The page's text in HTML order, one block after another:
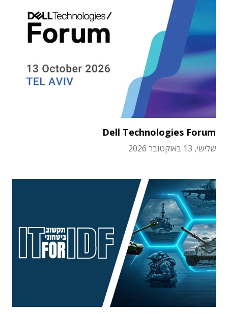
Dell Technologies Forum
שלישי, 13 באוקטובר 2026